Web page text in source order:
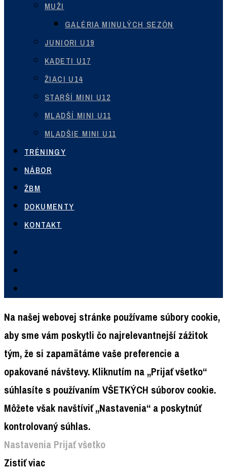
MUŽI
GALÉRIA MINULÝCH SEZÓN
JUNIORI U19
KADETI U17
ŽIACI U14
STARŠÍ MINI U12
MLADŠÍ MINI U11
MLADŠIE MINI U11
TRÉNINGY
NÁBOR
ŽBM
DOKUMENTY
KONTAKT
Na našej webovej stránke používame súbory cookie,
aby sme vám poskytli čo najrelevantnejší zážitok
tým, že si zapamätáme vaše preferencie a
opakované návštevy. Kliknutím na „Prijať všetko“
súhlasíte s používaním VŠETKÝCH súborov cookie.
Môžete však navštíviť „Nastavenia“ a poskytnúť
kontrolovaný súhlas.
Nastavenia Prijať všetko
Zistiť viac